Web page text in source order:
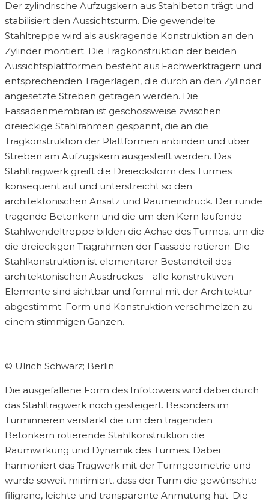
Der zylindrische Aufzugskern aus Stahlbeton trägt und
stabilisiert den Aussichtsturm. Die gewendelte
Stahltreppe wird als auskragende Konstruktion an den
Zylinder montiert. Die Tragkonstruktion der beiden
Aussichtsplattformen besteht aus Fachwerkträgern und
entsprechenden Trägerlagen, die durch an den Zylinder
angesetzte Streben getragen werden. Die
Fassadenmembran ist geschossweise zwischen
dreieckige Stahlrahmen gespannt, die an die
Tragkonstruktion der Plattformen anbinden und über
Streben am Aufzugskern ausgesteift werden. Das
Stahltragwerk greift die Dreiecksform des Turmes
konsequent auf und unterstreicht so den
architektonischen Ansatz und Raumeindruck. Der runde
tragende Betonkern und die um den Kern laufende
Stahlwendeltreppe bilden die Achse des Turmes, um die
die dreieckigen Tragrahmen der Fassade rotieren. Die
Stahlkonstruktion ist elementarer Bestandteil des
architektonischen Ausdruckes – alle konstruktiven
Elemente sind sichtbar und formal mit der Architektur
abgestimmt. Form und Konstruktion verschmelzen zu
einem stimmigen Ganzen.
© Ulrich Schwarz; Berlin
Die ausgefallene Form des Infotowers wird dabei durch
das Stahltragwerk noch gesteigert. Besonders im
Turminneren verstärkt die um den tragenden
Betonkern rotierende Stahlkonstruktion die
Raumwirkung und Dynamik des Turmes. Dabei
harmoniert das Tragwerk mit der Turmgeometrie und
wurde soweit minimiert, dass der Turm die gewünschte
filigrane, leichte und transparente Anmutung hat. Die